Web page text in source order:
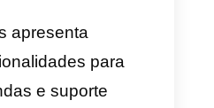
A ideia é fazer
cliente se